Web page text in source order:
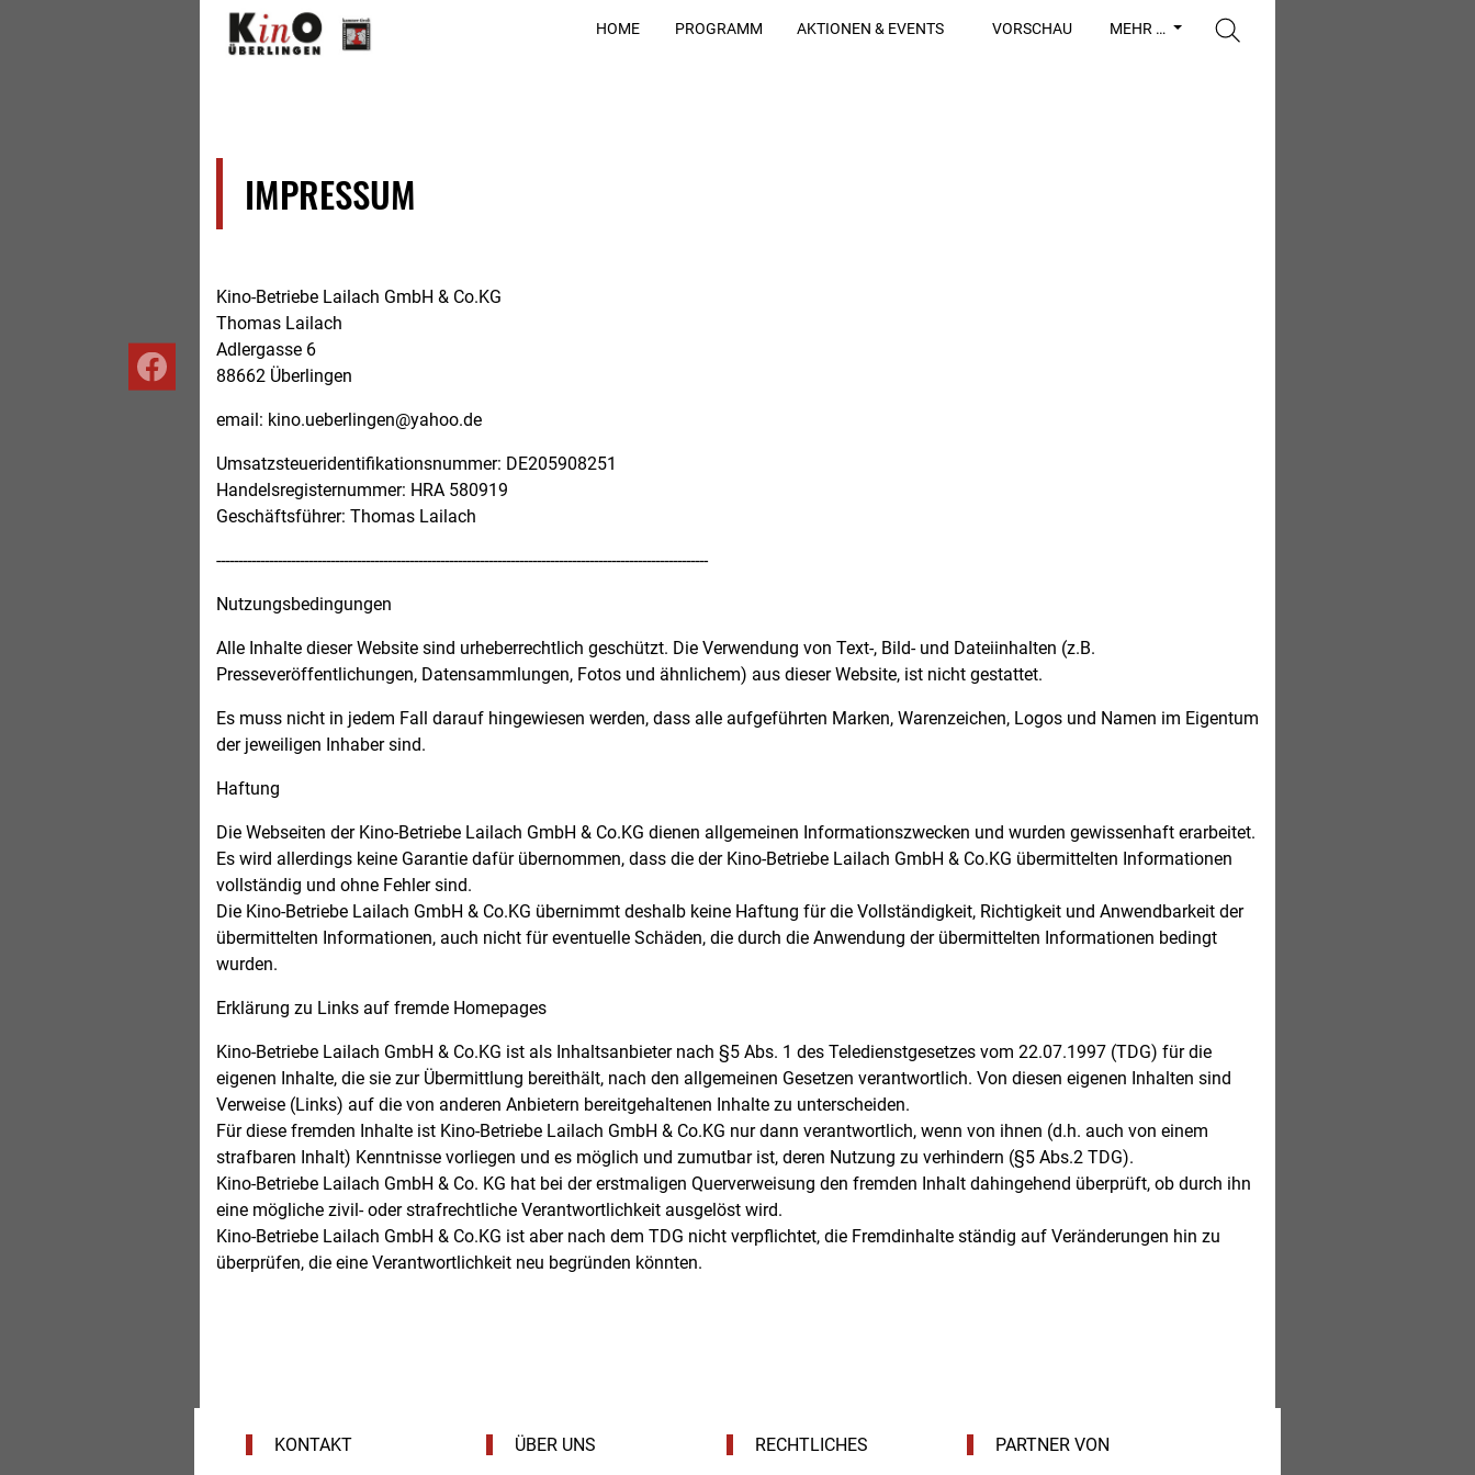
HOME PROGRAMM AKTIONEN & EVENTS VORSCHAU MEHR …
Facebook
IMPRESSUM
Kino-Betriebe Lailach GmbH & Co.KG
Thomas Lailach
Adlergasse 6
88662 Überlingen
email: kino.ueberlingen@yahoo.de
Umsatzsteueridentifikationsnummer: DE205908251
Handelsregisternummer: HRA 580919
Geschäftsführer: Thomas Lailach
----------------------------------------------------------------------------------------------------------------
Nutzungsbedingungen
Alle Inhalte dieser Website sind urheberrechtlich geschützt. Die Verwendung von Text-, Bild- und Dateiinhalten (z.B.
Presseveröffentlichungen, Datensammlungen, Fotos und ähnlichem) aus dieser Website, ist nicht gestattet.
Es muss nicht in jedem Fall darauf hingewiesen werden, dass alle aufgeführten Marken, Warenzeichen, Logos und Namen im Eigentum
der jeweiligen Inhaber sind.
Haftung
Die Webseiten der Kino-Betriebe Lailach GmbH & Co.KG dienen allgemeinen Informationszwecken und wurden gewissenhaft erarbeitet.
Es wird allerdings keine Garantie dafür übernommen, dass die der Kino-Betriebe Lailach GmbH & Co.KG übermittelten Informationen
vollständig und ohne Fehler sind.
Die Kino-Betriebe Lailach GmbH & Co.KG übernimmt deshalb keine Haftung für die Vollständigkeit, Richtigkeit und Anwendbarkeit der
übermittelten Informationen, auch nicht für eventuelle Schäden, die durch die Anwendung der übermittelten Informationen bedingt
wurden.
Erklärung zu Links auf fremde Homepages
Kino-Betriebe Lailach GmbH & Co.KG ist als Inhaltsanbieter nach §5 Abs. 1 des Teledienstgesetzes vom 22.07.1997 (TDG) für die
eigenen Inhalte, die sie zur Übermittlung bereithält, nach den allgemeinen Gesetzen verantwortlich. Von diesen eigenen Inhalten sind
Verweise (Links) auf die von anderen Anbietern bereitgehaltenen Inhalte zu unterscheiden.
Für diese fremden Inhalte ist Kino-Betriebe Lailach GmbH & Co.KG nur dann verantwortlich, wenn von ihnen (d.h. auch von einem
strafbaren Inhalt) Kenntnisse vorliegen und es möglich und zumutbar ist, deren Nutzung zu verhindern (§5 Abs.2 TDG).
Kino-Betriebe Lailach GmbH & Co. KG hat bei der erstmaligen Querverweisung den fremden Inhalt dahingehend überprüft, ob durch ihn
eine mögliche zivil- oder strafrechtliche Verantwortlichkeit ausgelöst wird.
Kino-Betriebe Lailach GmbH & Co.KG ist aber nach dem TDG nicht verpflichtet, die Fremdinhalte ständig auf Veränderungen hin zu
überprüfen, die eine Verantwortlichkeit neu begründen könnten.
KONTAKT ÜBER UNS RECHTLICHES PARTNER VON